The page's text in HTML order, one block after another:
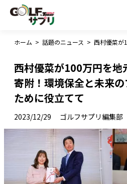
ホーム > 話題のニュース >
西村優菜が100万円を地
寄附！環境保全と未来
ために役立てて
2023/12/29 ゴルフサプリ編集部